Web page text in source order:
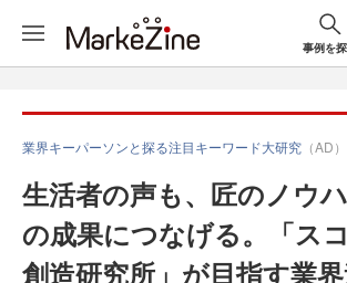
事例を
業界キーパーソンと探る注目キーワード大研究 （AD）
生活者の声も、匠のノウ
の成果につなげる。「ス
創造研究所」が目指す業